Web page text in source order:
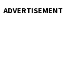
ADVERTISEMENT